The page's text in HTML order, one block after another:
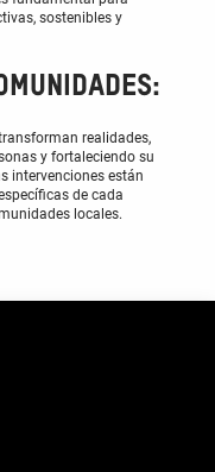
sostenibles y
realidades,
y fortaleciendo su
intervenciones están
de cada
locales.